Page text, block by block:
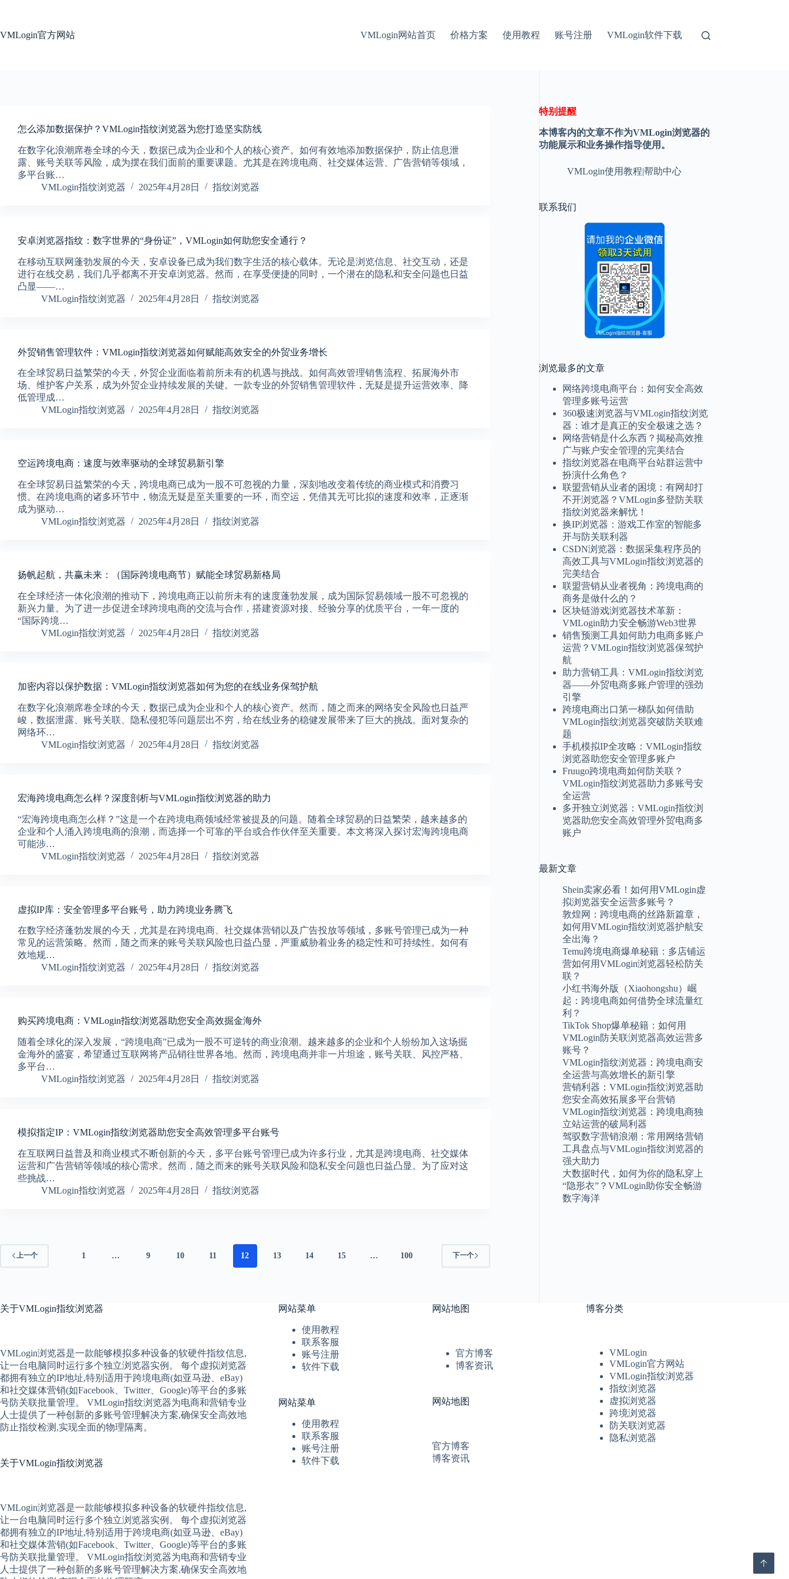
内
VMLogin官方网站 VMLogin网站首页 价格方案 使用教程 账号注册 VMLogin软件下载
怎么添加数据保护？VMLogin指纹浏览器为您打造坚实防线
在数字化浪潮席卷全球的今天，数据已成为企业和个人的核心资产。如何有效地添加数据保护，防止信息泄
露、账号关联等风险，成为摆在我们面前的重要课题。尤其是在跨境电商、社交媒体运营、广告营销等领域，
多平台账…
VMLogin指纹浏览器
2025年4月28日 指纹浏览器
安卓浏览器指纹：数字世界的“身份证”，VMLogin如何助您安全通行？
在移动互联网蓬勃发展的今天，安卓设备已成为我们数字生活的核心载体。无论是浏览信息、社交互动，还是
进行在线交易，我们几乎都离不开安卓浏览器。然而，在享受便捷的同时，一个潜在的隐私和安全问题也日益
凸显——…
VMLogin指纹浏览器
2025年4月28日 指纹浏览器
外贸销售管理软件：VMLogin指纹浏览器如何赋能高效安全的外贸业务增长
在全球贸易日益繁荣的今天，外贸企业面临着前所未有的机遇与挑战。如何高效管理销售流程、拓展海外市
场、维护客户关系，成为外贸企业持续发展的关键。一款专业的外贸销售管理软件，无疑是提升运营效率、降
低管理成…
VMLogin指纹浏览器
2025年4月28日 指纹浏览器
空运跨境电商：速度与效率驱动的全球贸易新引擎
在全球贸易日益繁荣的今天，跨境电商已成为一股不可忽视的力量，深刻地改变着传统的商业模式和消费习
惯。在跨境电商的诸多环节中，物流无疑是至关重要的一环，而空运，凭借其无可比拟的速度和效率，正逐渐
成为驱动…
VMLogin指纹浏览器
2025年4月28日 指纹浏览器
扬帆起航，共赢未来：（国际跨境电商节）赋能全球贸易新格局
在全球经济一体化浪潮的推动下，跨境电商正以前所未有的速度蓬勃发展，成为国际贸易领域一股不可忽视的
新兴力量。为了进一步促进全球跨境电商的交流与合作，搭建资源对接、经验分享的优质平台，一年一度的
“国际跨境…
VMLogin指纹浏览器
2025年4月28日 指纹浏览器
加密内容以保护数据：VMLogin指纹浏览器如何为您的在线业务保驾护航
在数字化浪潮席卷全球的今天，数据已成为企业和个人的核心资产。然而，随之而来的网络安全风险也日益严
峻，数据泄露、账号关联、隐私侵犯等问题层出不穷，给在线业务的稳健发展带来了巨大的挑战。面对复杂的
网络环…
VMLogin指纹浏览器
2025年4月28日 指纹浏览器
宏海跨境电商怎么样？深度剖析与VMLogin指纹浏览器的助力
“宏海跨境电商怎么样？”这是一个在跨境电商领域经常被提及的问题。随着全球贸易的日益繁荣，越来越多的
企业和个人涌入跨境电商的浪潮，而选择一个可靠的平台或合作伙伴至关重要。本文将深入探讨宏海跨境电商
可能涉…
VMLogin指纹浏览器
2025年4月28日 指纹浏览器
虚拟IP库：安全管理多平台账号，助力跨境业务腾飞
在数字经济蓬勃发展的今天，尤其是在跨境电商、社交媒体营销以及广告投放等领域，多账号管理已成为一种
常见的运营策略。然而，随之而来的账号关联风险也日益凸显，严重威胁着业务的稳定性和可持续性。如何有
效地规…
VMLogin指纹浏览器
2025年4月28日 指纹浏览器
购买跨境电商：VMLogin指纹浏览器助您安全高效掘金海外
随着全球化的深入发展，“跨境电商”已成为一股不可逆转的商业浪潮。越来越多的企业和个人纷纷加入这场掘
金海外的盛宴，希望通过互联网将产品销往世界各地。然而，跨境电商并非一片坦途，账号关联、风控严格、
多平台…
VMLogin指纹浏览器
2025年4月28日 指纹浏览器
模拟指定IP：VMLogin指纹浏览器助您安全高效管理多平台账号
在互联网日益普及和商业模式不断创新的今天，多平台账号管理已成为许多行业，尤其是跨境电商、社交媒体
运营和广告营销等领域的核心需求。然而，随之而来的账号关联风险和隐私安全问题也日益凸显。为了应对这
些挑战…
VMLogin指纹浏览器
2025年4月28日 指纹浏览器
上一个 1 … 9 10 11 12 13 14 15 … 100 下一个
特别提醒
本博客内的文章不作为VMLogin浏览器的
功能展示和业务操作指导使用。
VMLogin使用教程|帮助中心
联系我们
浏览最多的文章
网络跨境电商平台：如何安全高效
管理多账号运营
360极速浏览器与VMLogin指纹浏览
器：谁才是真正的安全极速之选？
网络营销是什么东西？揭秘高效推
广与账户安全管理的完美结合
指纹浏览器在电商平台站群运营中
扮演什么角色？
联盟营销从业者的困境：有网却打
不开浏览器？VMLogin多登防关联
指纹浏览器来解忧！
换IP浏览器：游戏工作室的智能多
开与防关联利器
CSDN浏览器：数据采集程序员的
高效工具与VMLogin指纹浏览器的
完美结合
联盟营销从业者视角：跨境电商的
商务是做什么的？
区块链游戏浏览器技术革新：
VMLogin助力安全畅游Web3世界
销售预测工具如何助力电商多账户
运营？VMLogin指纹浏览器保驾护
航
助力营销工具：VMLogin指纹浏览
器——外贸电商多账户管理的强劲
引擎
跨境电商出口第一梯队如何借助
VMLogin指纹浏览器突破防关联难
题
手机模拟IP全攻略：VMLogin指纹
浏览器助您安全管理多账户
Fruugo跨境电商如何防关联？
VMLogin指纹浏览器助力多账号安
全运营
多开独立浏览器：VMLogin指纹浏
览器助您安全高效管理外贸电商多
账户
最新文章
Shein卖家必看！如何用VMLogin虚
拟浏览器安全运营多账号？
敦煌网：跨境电商的丝路新篇章，
如何用VMLogin指纹浏览器护航安
全出海？
Temu跨境电商爆单秘籍：多店铺运
营如何用VMLogin浏览器轻松防关
联？
小红书海外版（Xiaohongshu）崛
起：跨境电商如何借势全球流量红
利？
TikTok Shop爆单秘籍：如何用
VMLogin防关联浏览器高效运营多
账号？
VMLogin指纹浏览器：跨境电商安
全运营与高效增长的新引擎
营销利器：VMLogin指纹浏览器助
您安全高效拓展多平台营销
VMLogin指纹浏览器：跨境电商独
立站运营的破局利器
驾驭数字营销浪潮：常用网络营销
工具盘点与VMLogin指纹浏览器的
强大助力
大数据时代，如何为你的隐私穿上
“隐形衣”？VMLogin助你安全畅游
数字海洋
关于VMLogin指纹浏览器
VMLogin浏览器是一款能够模拟多种设备的软硬件指纹信息,
让一台电脑同时运行多个独立浏览器实例。 每个虚拟浏览器
都拥有独立的IP地址,特别适用于跨境电商(如亚马逊、eBay)
和社交媒体营销(如Facebook、Twitter、Google)等平台的多账
号防关联批量管理。 VMLogin指纹浏览器为电商和营销专业
人士提供了一种创新的多账号管理解决方案,确保安全高效地
防止指纹检测,实现全面的物理隔离。
关于VMLogin指纹浏览器
VMLogin浏览器是一款能够模拟多种设备的软硬件指纹信息,
让一台电脑同时运行多个独立浏览器实例。 每个虚拟浏览器
都拥有独立的IP地址,特别适用于跨境电商(如亚马逊、eBay)
和社交媒体营销(如Facebook、Twitter、Google)等平台的多账
号防关联批量管理。 VMLogin指纹浏览器为电商和营销专业
人士提供了一种创新的多账号管理解决方案,确保安全高效地
网站菜单
使用教程
联系客服
账号注册
软件下载
网站菜单
使用教程
联系客服
账号注册
软件下载
网站地图
官方博客
博客资讯
网站地图
官方博客
博客资讯
博客分类
VMLogin
VMLogin官方网站
VMLogin指纹浏览器
指纹浏览器
虚拟浏览器
跨境浏览器
防关联浏览器
隐私浏览器